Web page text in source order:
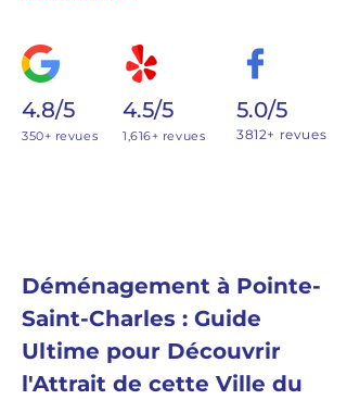
4.8/5
350+ revues
4.5/5
1,616+ revues
5.0/5
3812+ revues
Déménagement à Pointe-
Saint-Charles : Guide
Ultime pour Découvrir
l'Attrait de cette Ville du